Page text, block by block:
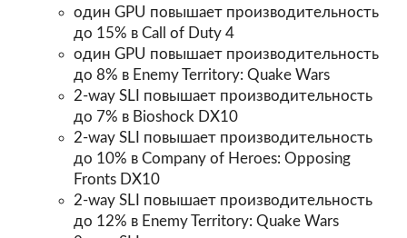
один GPU повышает производительность
до 15% в Call of Duty 4
один GPU повышает производительность
до 8% в Enemy Territory: Quake Wars
2-way SLI повышает производительность
до 7% в Bioshock DX10
2-way SLI повышает производительность
до 10% в Company of Heroes: Opposing
Fronts DX10
2-way SLI повышает производительность
до 12% в Enemy Territory: Quake Wars